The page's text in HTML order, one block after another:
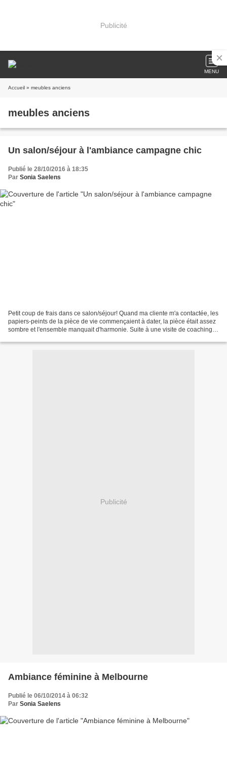
Publicité
MENU
Accueil » meubles anciens
meubles anciens
Un salon/séjour à l'ambiance campagne chic
Publié le 28/10/2016 à 18:35
Par Sonia Saelens
Petit coup de frais dans ce salon/séjour! Quand ma cliente m'a contactée, les
papiers-peints de la pièce de vie commençaient à dater, la pièce était assez
sombre et l'ensemble manquait d'harmonie. Suite à une visite de coaching
Publicité
Ambiance féminine à Melbourne
Publié le 06/10/2014 à 06:32
Par Sonia Saelens